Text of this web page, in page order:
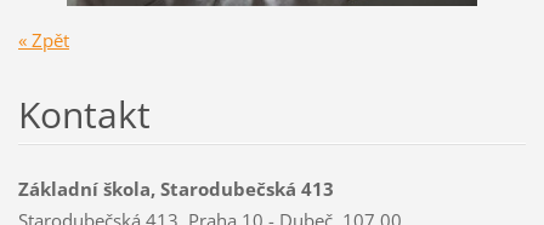
« Zpět
Kontakt
Základní škola, Starodubečská 413
Starodubečská 413, Praha 10 - Dubeč, 107 00